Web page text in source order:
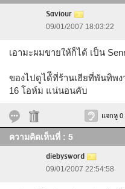
Saviour
09/01/2007 18:03:22
เอามะผมขายให้ก็ได้ เป็น
ของไปดูได้ีที่ร้านเฮียที่พันทิพง
16 โอห์ม แน่นอนคับ
แจกหู 0
ความคิดเห็นที่ : 5
diebysword
09/01/2007 22:54:58